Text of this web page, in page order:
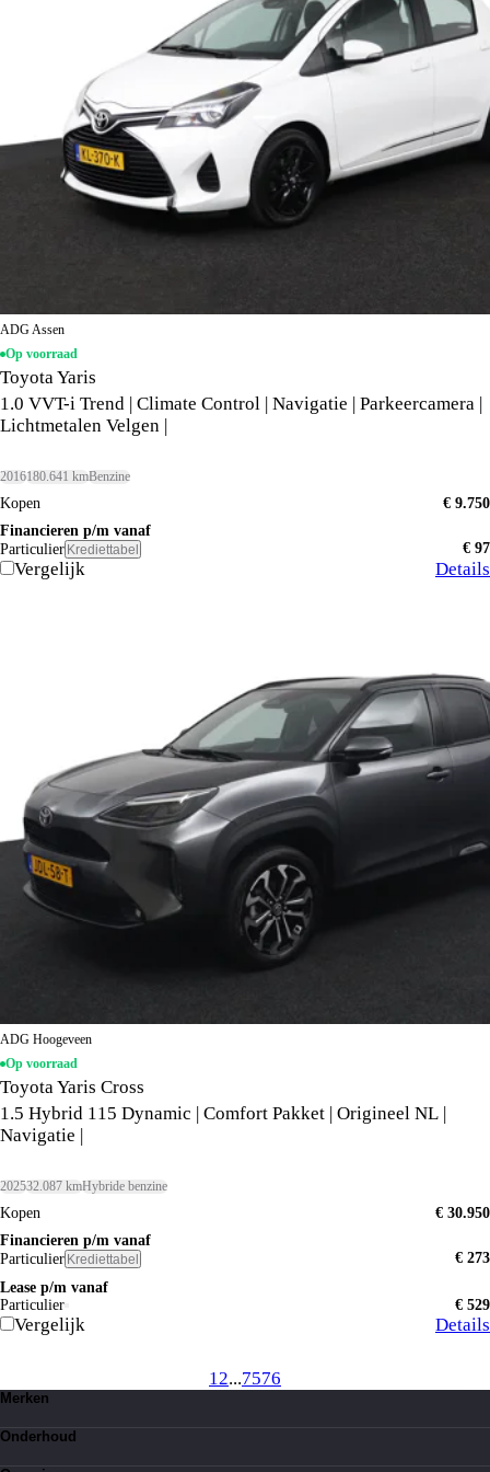
ADG Assen
Op voorraad
Toyota Yaris
1.0 VVT-i Trend | Climate Control | Navigatie | Parkeercamera |
Lichtmetalen Velgen |
2016180.641 kmBenzine
Kopen
€ 9.750
Financieren p/m vanaf
Particulier Krediettabel € 97
Vergelijk Details
ADG Hoogeveen
Op voorraad
Toyota Yaris Cross
1.5 Hybrid 115 Dynamic | Comfort Pakket | Origineel NL |
Navigatie |
202532.087 kmHybride benzine
Kopen
€ 30.950
Financieren p/m vanaf
Particulier Krediettabel
€ 273
Lease p/m vanaf
Particulier
€ 529
Vergelijk Details
1 2...7576
Merken
Suzuki
Onderhoud